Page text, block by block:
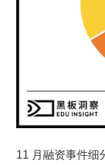
11 月融资事件细